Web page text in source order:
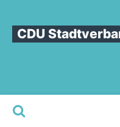
CDU
Sie sind hier
Bärbel
Ortsverband